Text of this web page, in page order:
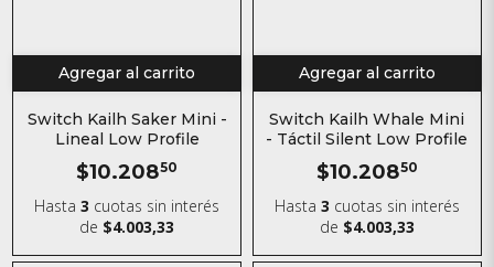
Agregar al carrito
Switch Kailh Saker Mini -
Lineal Low Profile
$10.20850
Hasta3 cuotas sin interés
de $4.003,33
Agregar al carrito
Switch Kailh Whale Mini
- Táctil Silent Low Profile
$10.20850
Hasta 3 cuotas sin interés
de $4.003,33